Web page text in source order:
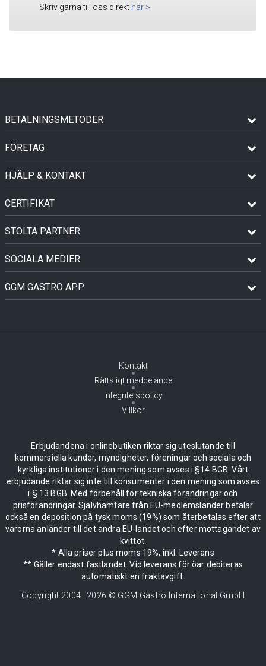
Skriv gärna till oss direkt här >
BETALNINGSMETODER
FÖRETAG
HJÄLP & KONTAKT
CERTIFIKAT
STOLTA PARTNER
SOCIALA MEDIER
GGM GASTRO APP
Kontakt
Rättsligt meddelande
Integritetspolicy
Villkor
Erbjudandena i onlinebutiken riktar sig uteslutande till
kommersiella kunder, myndigheter, föreningar och sociala och
kyrkliga institutioner i den mening som avses i §14 BGB. Vårt
erbjudande riktar sig inte till konsumenter i den mening som avses
i § 13 BGB. Med förbehåll för tekniska förändringar och
prisförändringar. Självhämtare från EU-medlemsländer betalar
också en deposition på tysk moms (19%) som återbetalas efter att
varorna anländer till det andra EU-landet och efter mottagandet av
kvittot.
* Alla priser plus moms 19%, inkl. Leverans
** Gäller endast fastlandet. Vid leverans för öar debiteras
automatiskt en fraktavgift.
Copyright 2004–2026 © GGM Gastro International GmbH